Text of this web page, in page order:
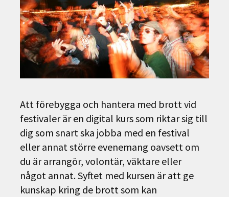
Att förebygga och hantera med brott vid
festivaler är en digital kurs som riktar sig till
dig som snart ska jobba med en festival
eller annat större evenemang oavsett om
du är arrangör, volontär, väktare eller
något annat. Syftet med kursen är att ge
kunskap kring de brott som kan